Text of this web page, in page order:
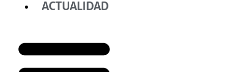
ACTUALIDAD